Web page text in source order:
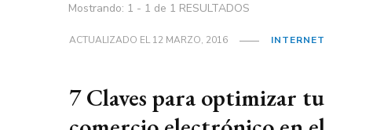
Mostrando: 1 - 1 de 1 RESULTADOS
ACTUALIZADO EL12 MARZO, 2016 INTERNET
7 Claves para optimizar tu